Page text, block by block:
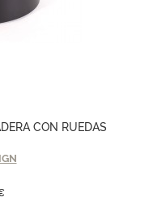
CON RUEDAS